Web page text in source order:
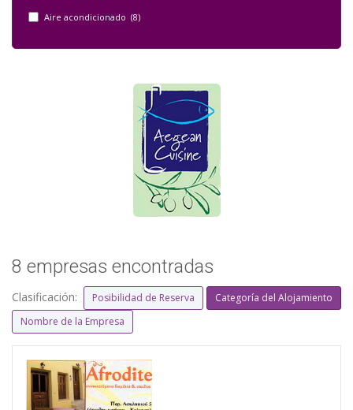
Aire acondicionado (8)
8 empresas encontradas
Clasificación: Posibilidad de Reserva
Categoría del Alojamiento
Nombre de la Empresa